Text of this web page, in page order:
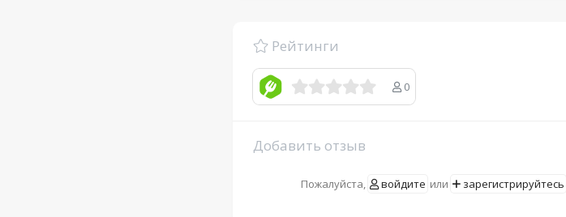
Рейтинги
0
Добавить отзыв
Пожалуйста, войдите или зарегистрируйтесь